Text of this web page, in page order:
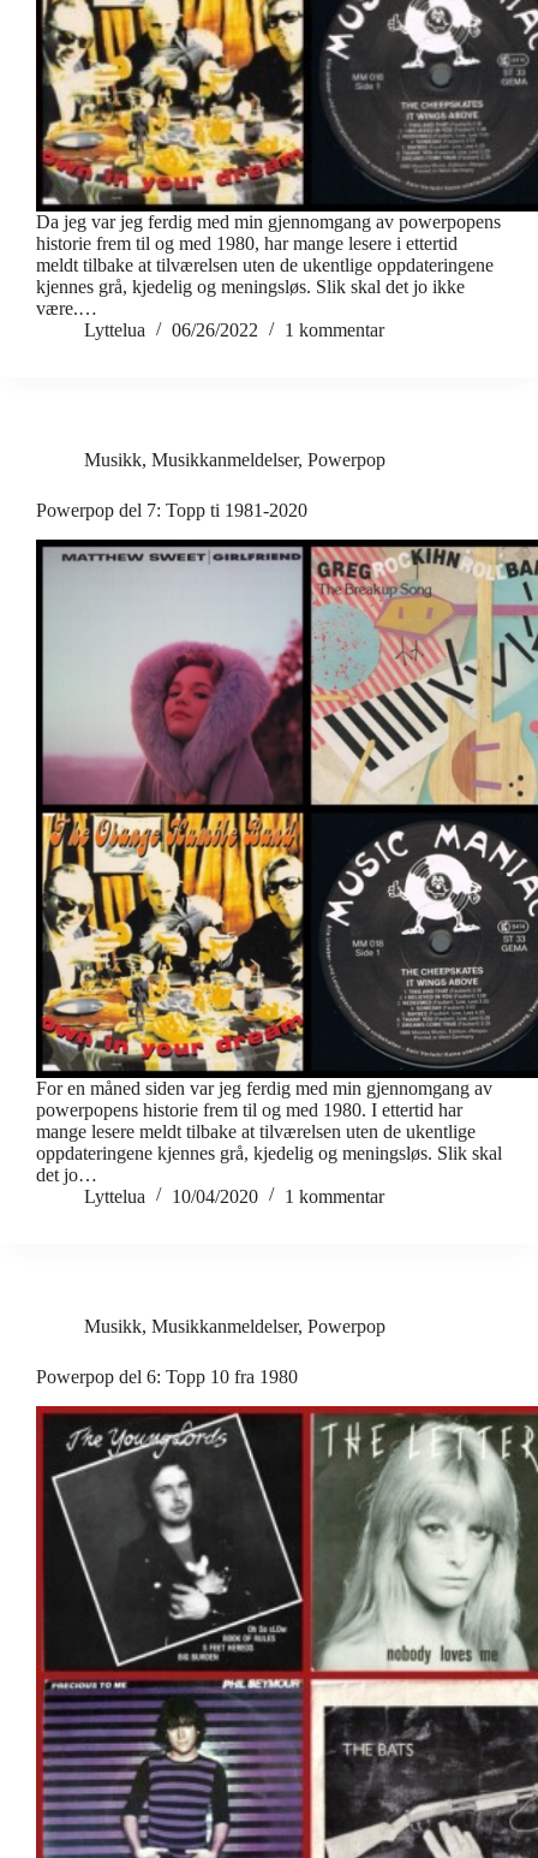
Da jeg var jeg ferdig med min gjennomgang av powerpopens
historie frem til og med 1980, har mange lesere i ettertid
meldt tilbake at tilværelsen uten de ukentlige oppdateringene
kjennes grå, kjedelig og meningsløs. Slik skal det jo ikke
være.…
Lyttelua
06/26/2022 1 kommentar
Musikk, Musikkanmeldelser, Powerpop
Powerpop del 7: Topp ti 1981-2020
For en måned siden var jeg ferdig med min gjennomgang av
powerpopens historie frem til og med 1980. I ettertid har
mange lesere meldt tilbake at tilværelsen uten de ukentlige
oppdateringene kjennes grå, kjedelig og meningsløs. Slik skal
det jo…
Lyttelua
10/04/2020 1 kommentar
Musikk, Musikkanmeldelser, Powerpop
Powerpop del 6: Topp 10 fra 1980